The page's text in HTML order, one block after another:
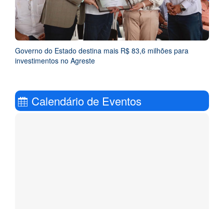
Governo do Estado destina mais R$ 83,6 milhões para
investimentos no Agreste
Calendário de Eventos